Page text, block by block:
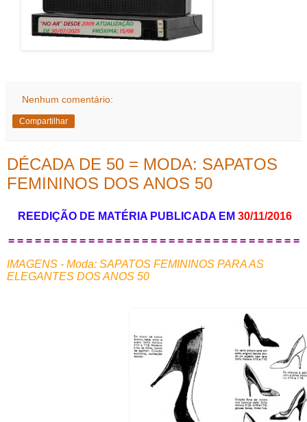
Nenhum comentário:
Compartilhar
DÉCADA DE 50 = MODA: SAPATOS
FEMININOS DOS ANOS 50
REEDIÇÃO DE MATÉRIA PUBLICADA EM 30/11/2016
= = = = = = = = = = = = = = = = = = = = = = = = = = = = = = = = =
IMAGENS - Moda: SAPATOS FEMININOS PARA AS
ELEGANTES DOS ANOS 50